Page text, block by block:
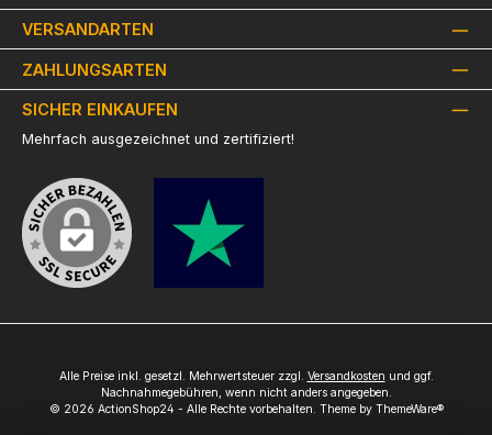
VERSANDARTEN
ZAHLUNGSARTEN
SICHER EINKAUFEN
Mehrfach ausgezeichnet und zertifiziert!
Alle Preise inkl. gesetzl. Mehrwertsteuer zzgl. Versandkosten und ggf.
Nachnahmegebühren, wenn nicht anders angegeben.
© 2026 ActionShop24 - Alle Rechte vorbehalten. Theme by ThemeWare®